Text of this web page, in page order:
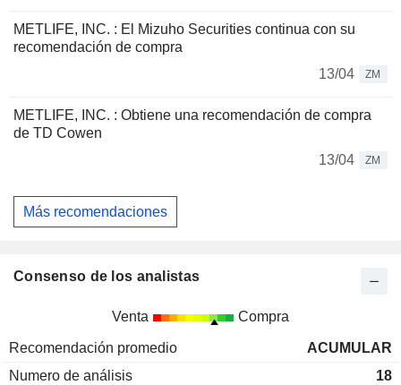
METLIFE, INC. : El Mizuho Securities continua con su
recomendación de compra
13/04
ZM
METLIFE, INC. : Obtiene una recomendación de compra
de TD Cowen
13/04
ZM
Más recomendaciones
Consenso de los analistas
Venta Compra
Recomendación promedio
ACUMULAR
Numero de análisis
18